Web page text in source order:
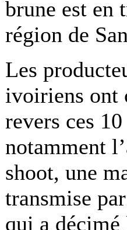
brune est en
région de
Les
ivoiriens ont
revers ces
notamment
shoot, une
transmise
qui a